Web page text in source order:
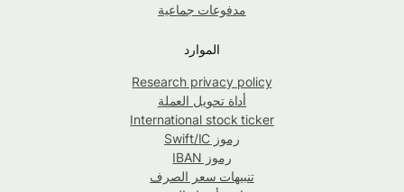
مدفوعات جماعية
الموارد
Research privacy policy
أداة تحويل العملة
International stock ticker
رموز Swift/IC
رموز IBAN
تنبيهات سعر الصرف